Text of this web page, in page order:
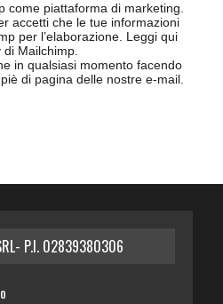
come piattaforma di marketing.
accetti che le tue informazioni
per l’elaborazione. Leggi qui
di Mailchimp.
in qualsiasi momento facendo
di pagina delle nostre e-mail.
P.I. 02839380306